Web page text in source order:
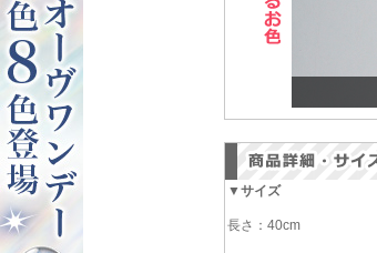
▼サイズ
長さ：40cm